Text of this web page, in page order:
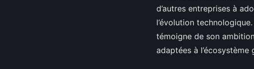
d’autres entreprises à
l’évolution
témoigne de son
adaptées à l’écosystème